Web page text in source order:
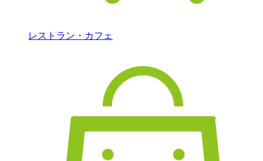
レストラン・カフェ